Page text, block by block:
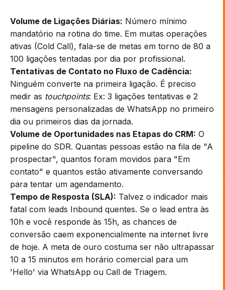
Volume de Ligações Diárias: Número mínimo
mandatório na rotina do time. Em muitas operações
ativas (Cold Call), fala-se de metas em torno de 80 a
100 ligações tentadas por dia por profissional.
Tentativas de Contato no Fluxo de Cadência:
Ninguém converte na primeira ligação. É preciso
medir as touchpoints: Ex: 3 ligações tentativas e 2
mensagens personalizadas de WhatsApp no primeiro
dia ou primeiros dias da jornada.
Volume de Oportunidades nas Etapas do CRM: O
pipeline do SDR. Quantas pessoas estão na fila de "A
prospectar", quantos foram movidos para "Em
contato" e quantos estão ativamente conversando
para tentar um agendamento.
Tempo de Resposta (SLA): Talvez o indicador mais
fatal com leads Inbound quentes. Se o lead entra às
10h e você responde às 15h, as chances de
conversão caem exponencialmente na internet livre
de hoje. A meta de ouro costuma ser não ultrapassar
10 a 15 minutos em horário comercial para um
'Hello' via WhatsApp ou Call de Triagem.